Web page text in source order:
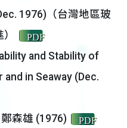
1976)（台灣地區玻
PDF
and Stability of
in Seaway (Dec.
森雄 (1976) PDF